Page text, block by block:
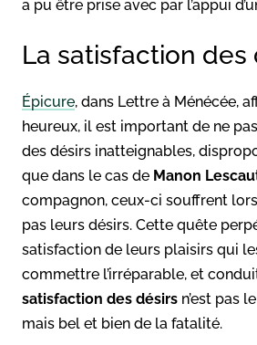
a pu être prise avec par l’appui
La satisfaction des
Épicure, dans Lettre à Ménécée,
heureux, il est important de ne
des désirs inatteignables,
que dans le cas de Manon
compagnon, ceux-ci souffrent
pas leurs désirs. Cette quête
satisfaction de leurs plaisirs qui
commettre l’irréparable, et
satisfaction des désirs n’est pas
mais bel et bien de la fatalité.